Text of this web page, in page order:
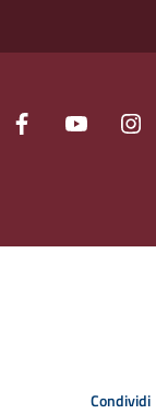
Condividi